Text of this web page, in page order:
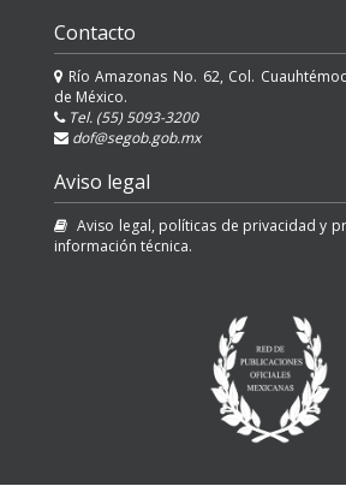
Contacto
Río Amazonas No. 62, Col.
de México.
Tel. (55) 5093-3200
dof@segob.gob.mx
Aviso legal
Aviso legal, políticas de privacidad y
información técnica.